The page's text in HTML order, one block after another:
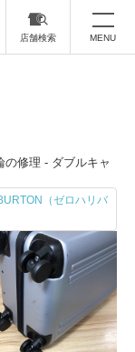
店舗検索 MENU
池交換
の修理 - ダブルキャ
（ゼロハリバ